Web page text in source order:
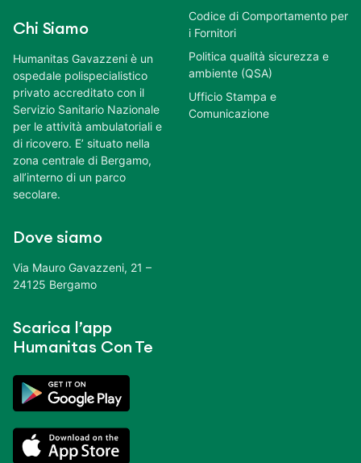
Chi Siamo
Humanitas Gavazzeni è un
ospedale polispecialistico
privato accreditato con il
Servizio Sanitario Nazionale
per le attività ambulatoriali e
di ricovero. E’ situato nella
zona centrale di Bergamo,
all’interno di un parco
secolare.
Dove siamo
Via Mauro Gavazzeni, 21 –
24125 Bergamo
Scarica l’app
Humanitas Con Te
Codice di Comportamento per
i Fornitori
Politica qualità sicurezza e
ambiente (QSA)
Ufficio Stampa e
Comunicazione